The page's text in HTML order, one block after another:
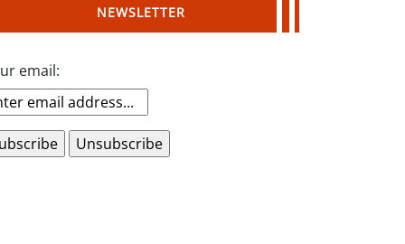
NEWSLETTER
email: